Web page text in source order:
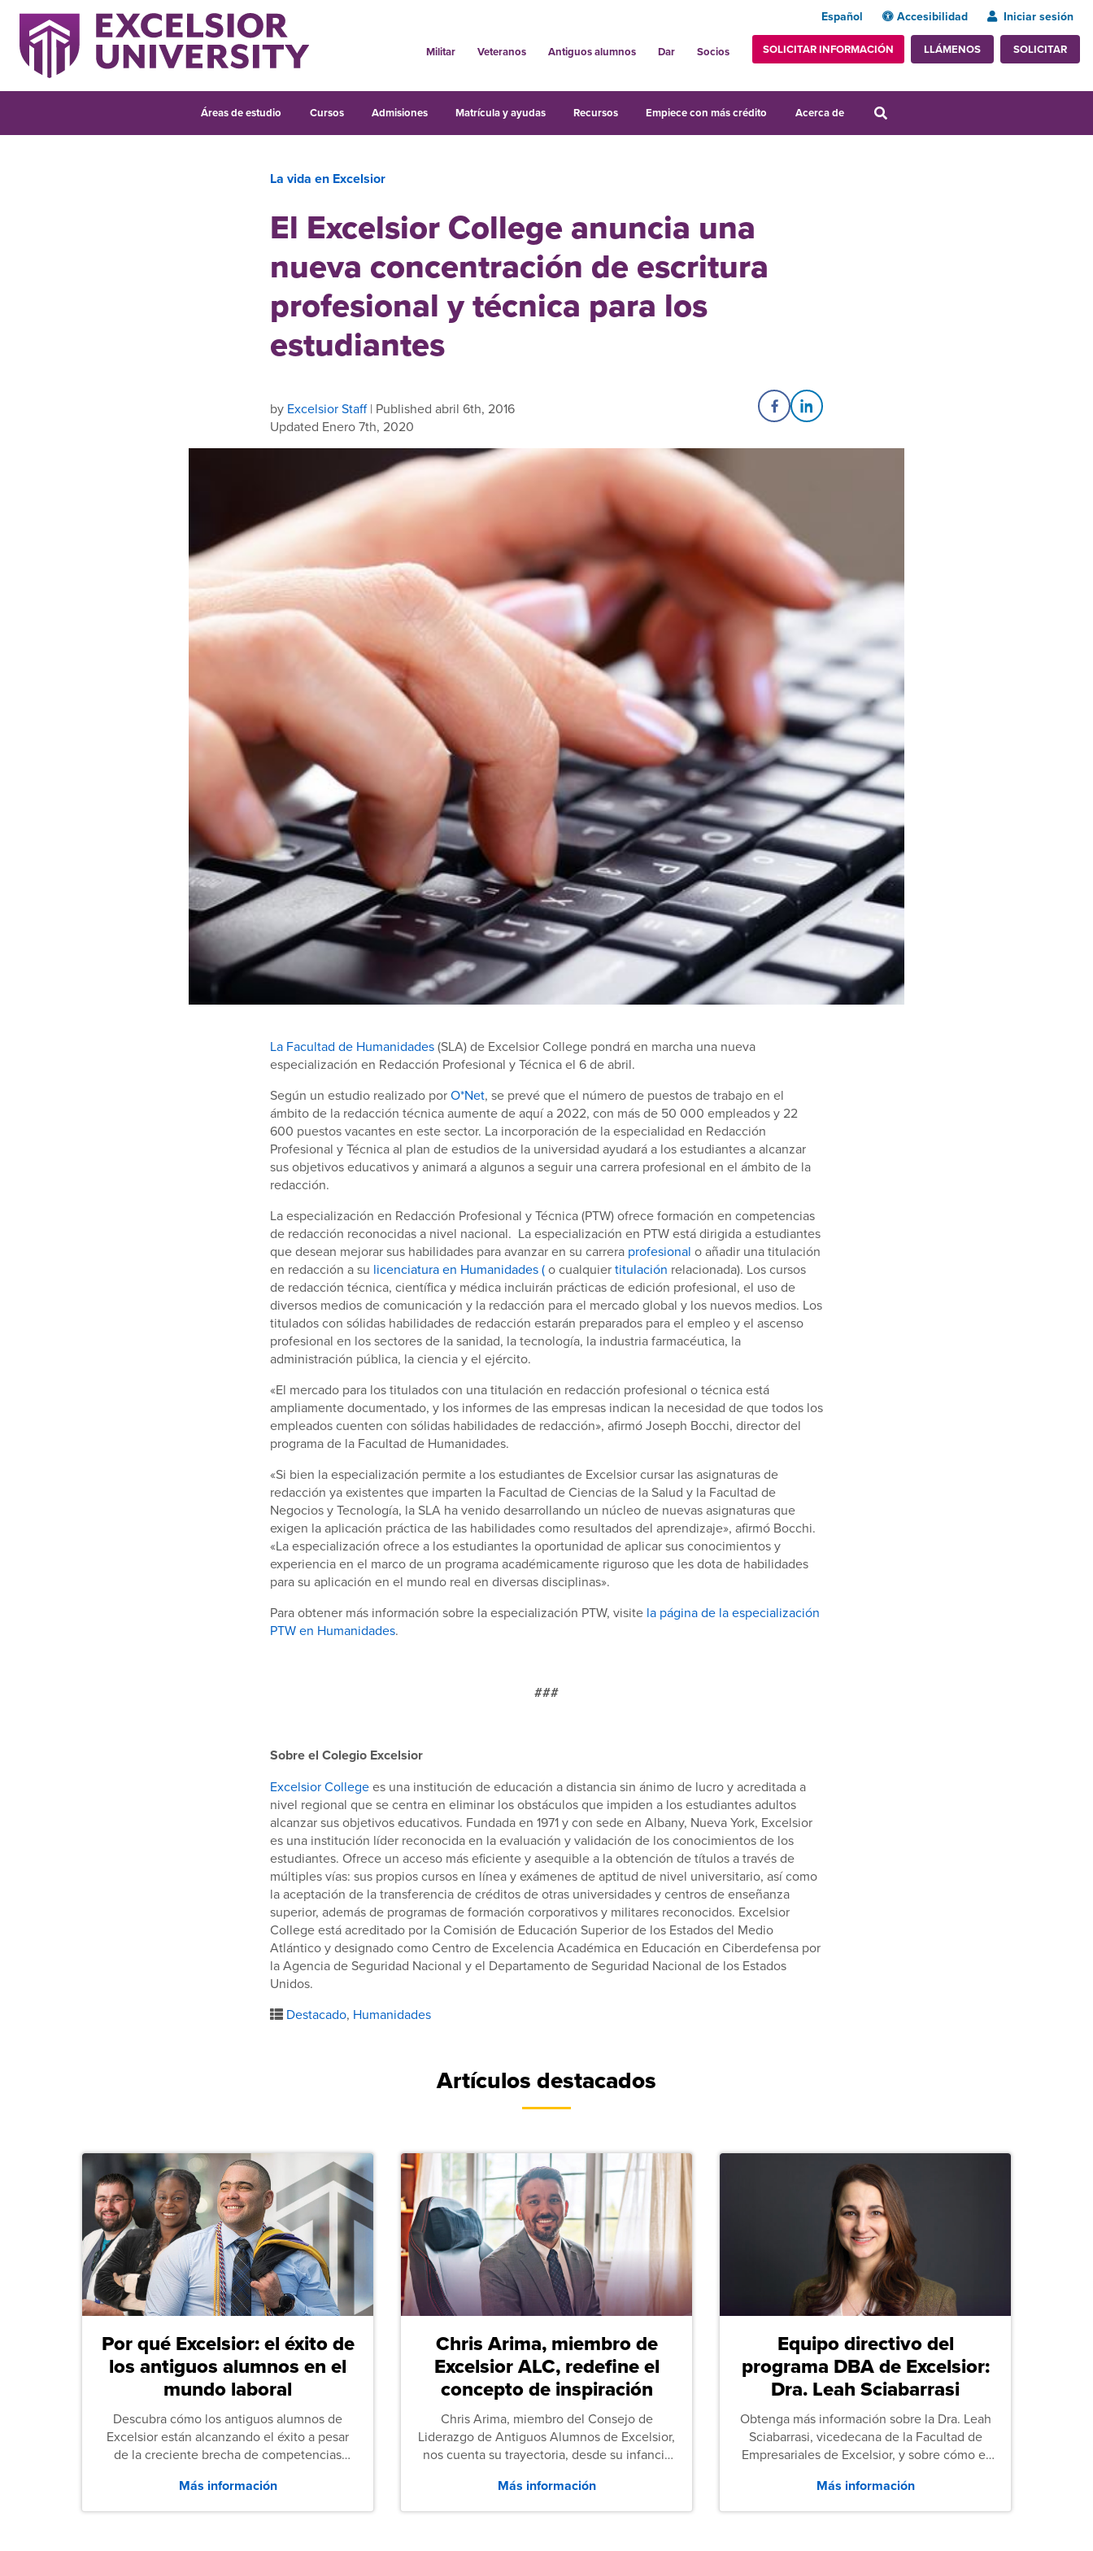
Español Accesibilidad Iniciar sesión
Militar Veteranos Antiguos alumnos Dar Socios SOLICITAR INFORMACIÓN LLÁMENOS SOLICITAR
Áreas de estudio Cursos Admisiones Matrícula y ayudas Recursos Empiece con más crédito Acerca de
La vida en Excelsior
El Excelsior College anuncia una
nueva concentración de escritura
profesional y técnica para los
estudiantes
by Excelsior Staff| Published abril 6th, 2016
Updated Enero 7th, 2020
Share on Facebook
Share on LinkedIn
La Facultad de Humanidades(SLA) de Excelsior College pondrá en marcha una nueva
especialización en Redacción Profesional y Técnica el 6 de abril.
Según un estudio realizado porO*Net, se prevé que el número de puestos de trabajo en el
ámbito de la redacción técnica aumente de aquí a 2022, con más de 50 000 empleados y 22
600 puestos vacantes en este sector. La incorporación de la especialidad en Redacción
Profesional y Técnica al plan de estudios de la universidad ayudará a los estudiantes a alcanzar
sus objetivos educativos y animará a algunos a seguir una carrera profesional en el ámbito de la
redacción.
La especialización en Redacción Profesional y Técnica (PTW) ofrece formación en competencias
de redacción reconocidas a nivel nacional. La especialización en PTW está dirigida a estudiantes
que desean mejorar sus habilidades para avanzar en su carrera profesional o añadir una titulación
en redacción a su licenciatura en Humanidades (o cualquiertitulación relacionada). Los cursos
de redacción técnica, científica y médica incluirán prácticas de edición profesional, el uso de
diversos medios de comunicación y la redacción para el mercado global y los nuevos medios. Los
titulados con sólidas habilidades de redacción estarán preparados para el empleo y el ascenso
profesional en los sectores de la sanidad, la tecnología, la industria farmacéutica, la
administración pública, la ciencia y el ejército.
«El mercado para los titulados con una titulación en redacción profesional o técnica está
ampliamente documentado, y los informes de las empresas indican la necesidad de que todos los
empleados cuenten con sólidas habilidades de redacción», afirmó Joseph Bocchi, director del
programa de la Facultad de Humanidades.
«Si bien la especialización permite a los estudiantes de Excelsior cursar las asignaturas de
redacción ya existentes que imparten la Facultad de Ciencias de la Salud y la Facultad de
Negocios y Tecnología, la SLA ha venido desarrollando un núcleo de nuevas asignaturas que
exigen la aplicación práctica de las habilidades como resultados del aprendizaje», afirmó Bocchi.
«La especialización ofrece a los estudiantes la oportunidad de aplicar sus conocimientos y
experiencia en el marco de un programa académicamente riguroso que les dota de habilidades
para su aplicación en el mundo real en diversas disciplinas».
Para obtener más información sobre la especialización PTW, visite la página de la especialización
PTW en Humanidades.
###
Sobre el Colegio Excelsior
Excelsior Collegees una institución de educación a distancia sin ánimo de lucro y acreditada a
nivel regional que se centra en eliminar los obstáculos que impiden a los estudiantes adultos
alcanzar sus objetivos educativos. Fundada en 1971 y con sede en Albany, Nueva York, Excelsior
es una institución líder reconocida en la evaluación y validación de los conocimientos de los
estudiantes. Ofrece un acceso más eficiente y asequible a la obtención de títulos a través de
múltiples vías: sus propios cursos en línea y exámenes de aptitud de nivel universitario, así como
la aceptación de la transferencia de créditos de otras universidades y centros de enseñanza
superior, además de programas de formación corporativos y militares reconocidos. Excelsior
College está acreditado por la Comisión de Educación Superior de los Estados del Medio
Atlántico y designado como Centro de Excelencia Académica en Educación en Ciberdefensa por
la Agencia de Seguridad Nacional y el Departamento de Seguridad Nacional de los Estados
Unidos.
Destacado, Humanidades
Artículos destacados
Por qué Excelsior: el éxito de
los antiguos alumnos en el
mundo laboral
Descubra cómo los antiguos alumnos de
Excelsior están alcanzando el éxito a pesar
de la creciente brecha de competencias
tanto las empresas como los recién
graduados en todo Estados Unidos.
Más información
Chris Arima, miembro de
Excelsior ALC, redefine el
concepto de inspiración
Chris Arima, miembro del Consejo de
Liderazgo de Antiguos Alumnos de Excelsior,
nos cuenta su trayectoria, desde su infancia
posteriormente, sus estudios de Derecho.
Más información
Equipo directivo del
programa DBA de Excelsior:
Dra. Leah Sciabarrasi
Obtenga más información sobre la Dra. Leah
Sciabarrasi, vicedecana de la Facultad de
Empresariales de Excelsior, y sobre cómo el
Empresas (DBA) de la universidad apoya a los
estudiantes.
Más información